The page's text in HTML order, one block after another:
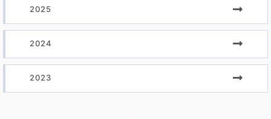
2025
2024
2023